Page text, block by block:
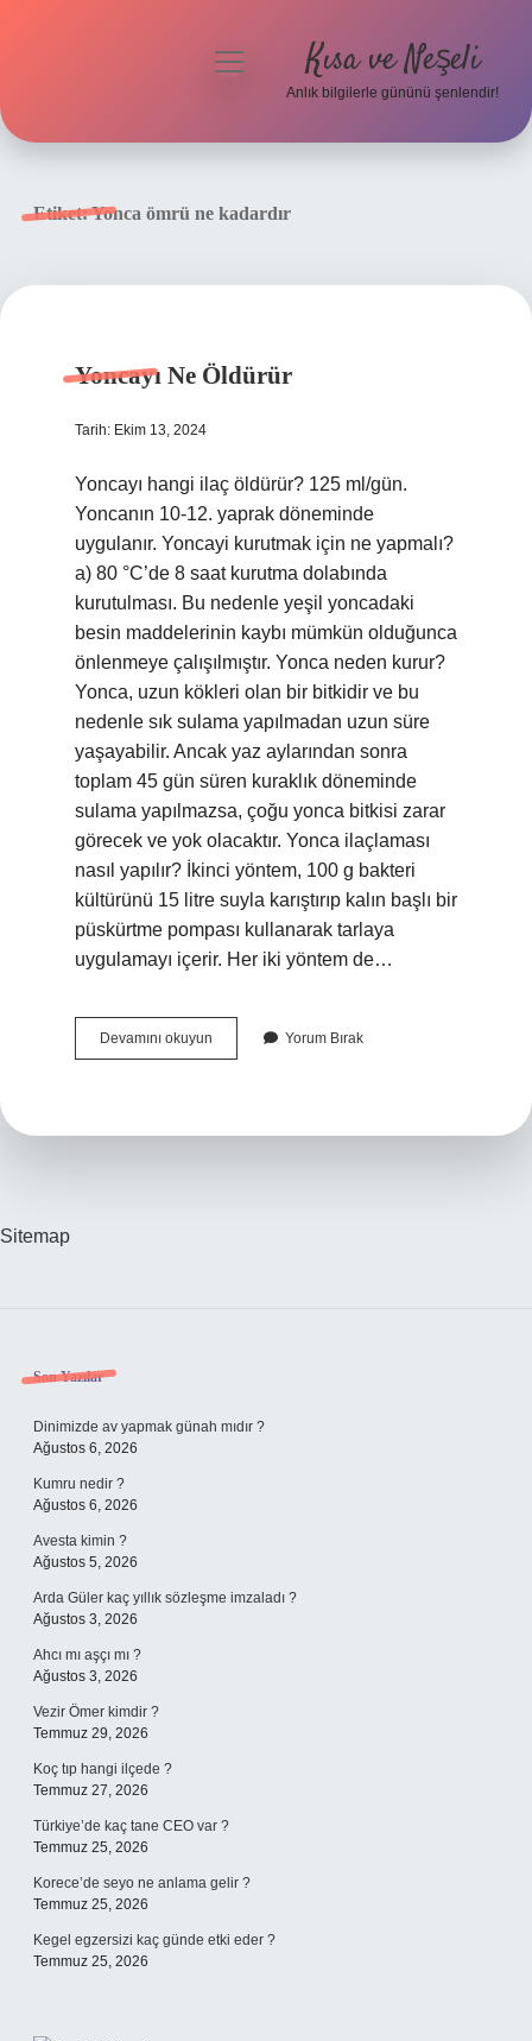
menüyü
Kısa ve Neşeli
Anlık bilgilerle gününü şenlendir!
Etiket:Yonca ömrü ne kadardır
Yoncayı Ne Öldürür
Tarih: Ekim 13, 2024
Yoncayı hangi ilaç öldürür? 125 ml/gün.
Yoncanın 10-12. yaprak döneminde
uygulanır. Yoncayi kurutmak için ne yapmalı?
a) 80 °C’de 8 saat kurutma dolabında
kurutulması. Bu nedenle yeşil yoncadaki
besin maddelerinin kaybı mümkün olduğunca
önlenmeye çalışılmıştır. Yonca neden kurur?
Yonca, uzun kökleri olan bir bitkidir ve bu
nedenle sık sulama yapılmadan uzun süre
yaşayabilir. Ancak yaz aylarından sonra
toplam 45 gün süren kuraklık döneminde
sulama yapılmazsa, çoğu yonca bitkisi zarar
görecek ve yok olacaktır. Yonca ilaçlaması
nasıl yapılır? İkinci yöntem, 100 g bakteri
kültürünü 15 litre suyla karıştırıp kalın başlı bir
püskürtme pompası kullanarak tarlaya
uygulamayı içerir. Her iki yöntem de…
Devamını okuyun
Ne
Yorum Bırak
Sitemap
Sidebar
Son Yazılar
Dinimizde av yapmak günah mıdır ?
Ağustos 6, 2026
Kumru nedir ?
Ağustos 6, 2026
Avesta kimin ?
Ağustos 5, 2026
Arda Güler kaç yıllık sözleşme imzaladı ?
Ağustos 3, 2026
Ahcı mı aşçı mı ?
Ağustos 3, 2026
Vezir Ömer kimdir ?
Temmuz 29, 2026
Koç tıp hangi ilçede ?
Temmuz 27, 2026
Türkiye’de kaç tane CEO var ?
Temmuz 25, 2026
Korece’de seyo ne anlama gelir ?
Temmuz 25, 2026
Kegel egzersizi kaç günde etki eder ?
Temmuz 25, 2026